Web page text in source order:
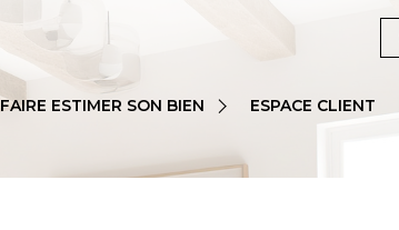
FAIRE ESTIMER SON BIEN
ESPACE CLIENT